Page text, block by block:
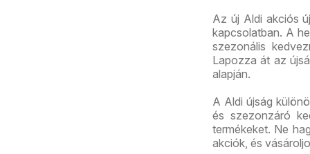
Az új Aldi akciós
kapcsolatban. A
szezonális
Lapozza át az
alapján.
A Aldi újság
és szezonzáró
termékeket. Ne
akciók, és